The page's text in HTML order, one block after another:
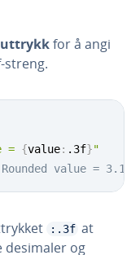
for å angi
streng.
= {value: .3f}"
value =
:.3f at
desimaler og